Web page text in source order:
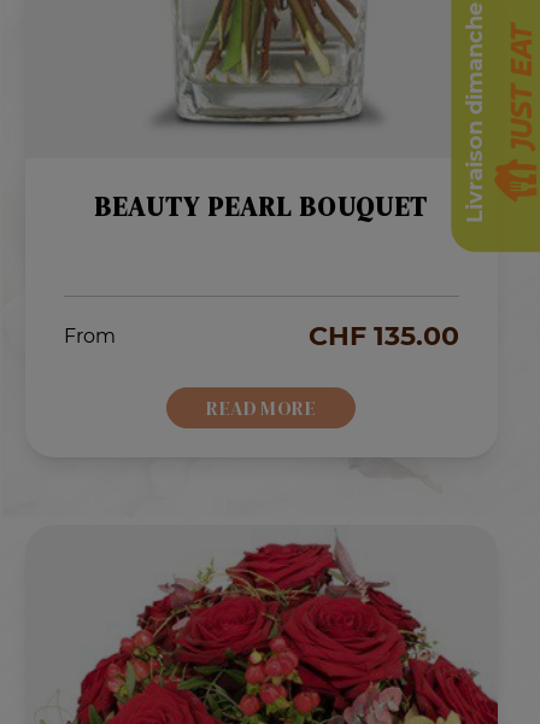
BEAUTY PEARL BOUQUET
From CHF135.00
READ MORE
Livraison dimanche